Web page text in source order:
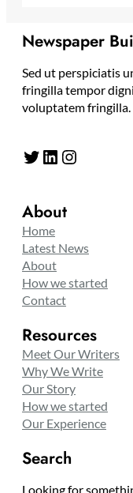
Newspaper
Sed ut perspiciatis
fringilla tempor
voluptatem fringilla.
Twitter LinkedIn Instagram
About
Home
Latest News
About
How we started
Contact
Resources
Meet Our Writers
Why We Write
Our Story
How we started
Our Experience
Search
Looking for